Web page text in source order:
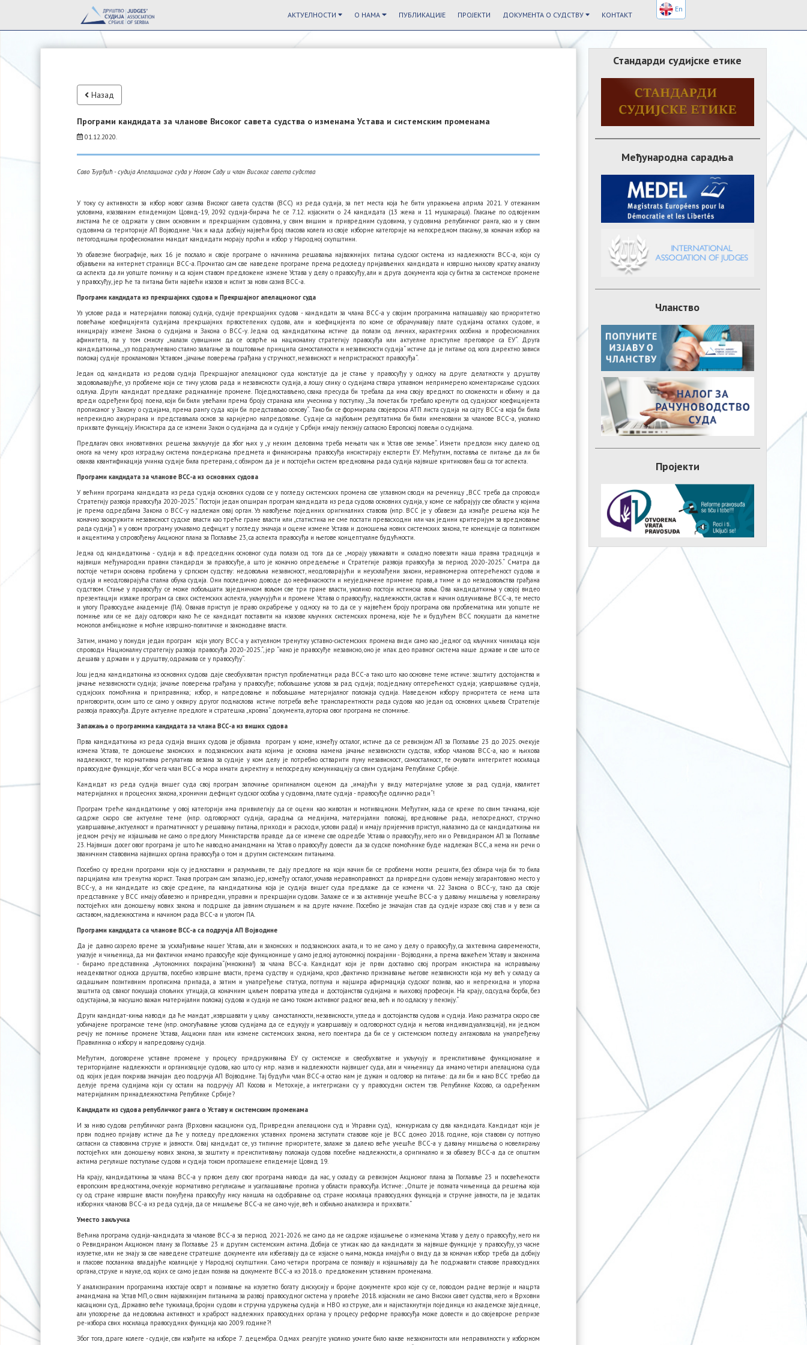
АКТУЕЛНОСТИ О НАМА ПУБЛИКАЦИЈЕ ПРОЈЕКТИ ДОКУМЕНТА О СУДСТВУ КОНТАКТ
Назад
Програми кандидата за чланове Високог савета судства о изменама Устава и системским променама
01.12.2020.
Саво Ђурђић - судија Апелационог суда у Новом Саду и члан Високог савета судства
У току су активности за избор новог сазива Високог савета судства (ВСС) из реда судија, за пет места која ће бити упражњена априла 2021. У отежаним
условима, изазваним епидемијом Цовид-19, 2092 судија-бирача ће се 7.12. изјаснити о 24 кандидата (13 жена и 11 мушкараца). Гласање по одвојеним
листама ће се одржати у свим основним и прекршајним судовима, у свим вишим и привредним судовима, у судовима републичког ранга, као и у свим
судовима са територије АП Војводине. Чак и када добију највећи број гласова колега из своје изборне категорије на непосредном гласању, за коначан избор на
петогодишњи професионални мандат кандидати морају проћи и избор у Народној скупштини.
Уз обавезне биографије, њих 16 је послало и своје програме о начинима решавања најважнијих питања судског система из надлежности ВСС-а, који су
објављени на интернет страници ВСС-а. Прочитао сам све наведене програме према редоследу пријављених кандидата и извршио њихову кратку анализу
са аспекта да ли уопште помињу и са којим ставом предложене измене Устава у делу о правосуђу, али и друга документа која су битна за системске промене
у правосуђу, јер ће та питања бити највећи изазов и испит за нови сазив ВСС-а.
Програми кандидата из прекршајних судова и Прекршајног апелационог суда
Уз услове рада и материјални положај судија, судије прекршајних судова - кандидати за члана ВСС-а у својим програмима наглашавају као приоритетно
повећање коефицијента судијама прекршајних првостепених судова, али и коефицијента по коме се обрачунавају плате судијама осталих судове, и
иницирају измене Закона о судијама и Закона о ВСС-у. Једна од кандидаткиња истиче да полази од личних, карактерних особина и професионалних
афинитета, па у том смислу „налази сувишним да се осврће на националну стратегију правосуђа или актуелне приступне преговоре са ЕУ“. Друга
кандидаткиња, „уз подразумевано стално залагање за поштовање принципа самосталности и независности судија“ истиче да је питање од кога директно зависи
положај судије прокламован Уставом „јачање поверења грађана у стручност, независност и непристрасност правосуђа“.
Један од кандидата из редова судија Прекршајног апелационог суда констатује да је стање у правосуђу у односу на друге делатности у друштву
задовољавајуће, уз проблеме који се тичу услова рада и независности судија, а лошу слику о судијама ствара углавном непримерено коментарисање судских
одлука. Други кандидат предлаже радикалније промене. Поједностављено, свака пресуда би требала да има своју вредност по сложености и обиму и да
вреди одређени број поена, који би били увећани према броју странака или учесника у поступку. „За почетак би требало кренути од судијског коефицијента
прописаног у Закону о судијама, према рангу суда који би представљао основу“. Тако би се формирала својеврсна АТП листа судија на сајту ВСС-а која би била
непрекидно ажурирана и представљала основ за каријерно напредовање. Судије са најбољим резултатима би били именовани за чланове ВСС-а, уколико
прихвате функцију. Инсистира да се измени Закон о судијама да и судије у Србији имају пензију сагласно Европској повељи о судијама.
Предлагач ових иновативних решења закључује да због њих у „у неким деловима треба мењати чак и Устав ове земље“. Изнети предлози нису далеко од
онога на чему кроз изградњу система пондерисања предмета и финансирања правосуђа инсистирају експерти ЕУ. Међутим, поставља се питање да ли би
оваква квантификација учинка судије била претерана, с обзиром да је и постојећи систем вредновања рада судија највише критикован баш са тог аспекта.
Програми кандидата за чланове ВСС-а из основних судова
У већини програма кандидата из реда судија основних судова се у погледу системских промена све углавном своди на реченицу „ВСС треба да спроводи
Стратегију развоја правосуђа 2020-2025.“ Постоји један опширан програм кандидата из реда судова основних судија, у коме се набрајују све области у којима
је према одредбама Закона о ВСС-у надлежан овај орган. Уз навођење појединих оригиналних ставова (нпр. ВСС је у обавези да изнађе решења која ће
коначно заокружити независност судске власти као треће гране власти или „статистика не сме постати превасходни или чак једини критеријум за вредновање
рада судија“) и у овом програму уочавамо дефицит у погледу значаја и оцене измене Устава и доношења нових системских закона, те конекције са политиком
и акцентима у спровођењу Акционог плана за Поглавље 23, са аспекта правосуђа и његове концептуалне будућности.
Једна од кандидаткиња - судија и в.ф. председник основног суда полази од тога да се „морају уважавати и складно повезати наша правна традиција и
највиши међународни правни стандарди за правосуђе, а што је коначно опредељење и Стратегије развоја правосуђа за период 2020-2025.“ Сматра да
постоје четири основна проблема у српском судству: недовољна независност, неодговарајући и неусклађени закони, неравномерна оптерећеност судова и
судија и неодговарајућа стална обука судија. Они последично доводе до неефикасности и неуједначене примене права, а тиме и до незадовољства грађана
судством. Стање у правосуђу се може побољшати заједничком вољом све три гране власти, уколико постоји истинска воља. Ова кандидаткиња у својој видео
презентацији излаже програм са свих системских аспекта, укључујући и промене Устава о правосуђу, надлежности, састав и начин одлучивање ВСС-а, те место
и улогу Правосудне академије (ПА). Овакав приступ је право охрабрење у односу на то да се у највећем броју програма ова проблематика или уопште не
помиње или се не дају одговори како ће се кандидат поставити на изазове кључних системских промена, које ће и будућем ВСС покушати да наметне
монопол амбициозне и моћне извршно-политичке и законодавне власти.
Затим, имамо у понуди један програм који улогу ВСС-а у актуелном тренутку уставно-системских промена види само као „једног од кључних чинилаца који
спроводи Националну стратегију развоја правосуђа 2020-2025.“, јер “иако је правосуђе независно, оно је ипак део правног система наше државе и све што се
дешава у држави и у друштву, одражава се у правосуђу“.
Још једна кандидаткиња из основних судова даје свеобухватан приступ проблематици рада ВСС-а тако што као основне теме истиче: заштиту достојанства и
јачање независности судија; јачање поверења грађана у правосуђе; побољшање услова за рад судија; подједнаку оптерећеност судија; усавршавање судија,
судијских помоћника и приправника; избор, и напредовање и побољшање материјалног положаја судија. Наведеном избору приоритета се нема шта
приговорити, осим што се само у оквиру другог поднаслова истиче потреба веће транспарентности рада судова као један од основних циљева Стратегије
развоја правосуђа. Друге актуелне предлоге и стратешка „кровна“ документа, ауторка овог програма не спомиње.
Запажања о програмима кандидата за члана ВСС-а из виших судова
Прва кандидаткиња из реда судија виших судова је објавила програм у коме, између осталог, истиче да се ревизијом АП за Поглавље 23 до 2025. очекује
измена Устава, те доношење законских и подзаконских аката којима је основна намена јачање независности судства, избор чланова ВСС-а, као и њихова
надлежност, те нормативна регулатива везана за судије у ком делу је потребно остварити пуну независност, самосталност, те очувати интегритет носилаца
правосудне функције, због чега члан ВСС-а мора имати директну и непосредну комуникацију са свим судијама Републике Србије.
Кандидат из реда судија вишег суда свој програм започиње оригиналном оценом да „имајући у виду материјалне услове за рад судија, квалитет
материјалних и процесних закона, хронични дефицит судског особља у судовима, плате судија - правосуђе одлично ради“!
Програм треће кандидаткиње у овој категорији има привилегију да се оцени као животан и мотивациони. Међутим, када се крене по свим тачкама, које
садрже скоро све актуелне теме (нпр. одговорност судија, сарадња са медијима, материјални положај, вредновање рада, непосредност, стручно
усавршавање, актуелност и прагматичност у решавању питања, приходи и расходи, услови рада) и имају пријемчив приступ, налазимо да се кандидаткиња ни
једном речју не изјашњава не само о предлогу Министарства правде да се измене све одредбе Устава о правосуђу, него ни о Ревидираном АП за Поглавље
23. Највиши досег овог програма је што ће наводно амандмани на Устав о правосуђу довести да за судске помоћнике буде надлежан ВСС, а нема ни речи о
званичним ставовима највиших органа правосуђа о том и другим системским питањима.
Посебно су вредни програми који су једноставни и разумљиви, те дају предлоге на који начин би се проблеми могли решити, без обзира чија би то била
парцијална или тренутна корист. Такав програм сам запазио, јер, између осталог, уочава неравноправност да привредни судови немају загарантовано место у
ВСС-у, а ни кандидате из своје средине, па кандидаткиња која је судија вишег суда предлаже да се измени чл. 22 Закона о ВСС-у, тако да своје
представнике у ВСС имају обавезно и привредни, управни и прекршајни судови. Залаже се и за активније учешће ВСС-а у давању мишљења у новелирању
постојећих или доношењу нових закона и подршке да јавним слушањем и на друге начине. Посебно је значајан став да судије изразе свој став и у вези са
саставом, надлежностима и начином рада ВСС-а и улогом ПА.
Програми кандидата са чланове ВСС-а са подручја АП Војводине
Да је давно сазрело време за усклађивање нашег Устава, али и законских и подзаконских аката, и то не само у делу о правосуђу, са захтевима савремености,
указује и чињеница, да ми фактички имамо правосуђе које функционише у само једној аутономној покрајини - Војводини, а према важећем Уставу и законима
- бирамо представника „Аутономних покрајина“(множина!) за члана ВСС-а. Кандидат који је први доставио свој програм инсистира на исправљању
неадекватног односа друштва, посебно извршне власти, према судству и судијама, кроз „фактичко признавање његове независности која му већ у складу са
садашњим позитивним прописима припада, а затим и унапређење статуса, потпуна и најшира афирмација судског позива, као и непрекидна и упорна
заштита од сваког покушаја спољних утицаја, са коначним циљем повратка угледа и достојанства судијама и њиховој професији. На крају, одсудна борба, без
одустајања, за насушно важан материјални положај судова и судија не само током активног радног века, већ и по одласку у пензију.“
Други кандидат-киња наводи да ће мандат „извршавати у циљу самосталности, независности, угледа и достојанства судова и судија. Иако разматра скоро све
уобичајене програмске теме (нпр. омогућавање услова судијама да се едукују и усавршавају и одговорност судија и његова индивидуализација), ни једном
речју не помиње промене Устава, Акциони план или измене системских закона, него поентира да би се у системском погледу ангажовала на унапређењу
Правилника о избору и напредовању судија.
Међутим, договорене уставне промене у процесу придруживања ЕУ су системске и свеобухватне и укључују и преиспитивање функционалне и
територијалне надлежности и организације судова, као што су нпр. назив и надлежности највишег суда, али и чињеницу да имамо четири апелациона суда
од којих један покрива значајан део подручја АП Војводине. Тај будући члан ВСС-а остао нам је дужан и одговор на питање: да ли би и како ВСС требао да
делује према судијама који су остали на подручју АП Косова и Метохије, а интегрисани су у правосудни систем тзв. Републике Косово, са одређеним
материјалним принадлежностима Републике Србије?
Кандидати из судова републичког ранга о Уставу и системским променама
И за ниво судова републичког ранга (Врховни касациони суд, Привредни апелациони суд и Управни суд), конкурисала су два кандидата. Кандидат који је
први поднео пријаву истиче да ће у погледу предложених уставних промена заступати ставове које је ВСС донео 2018. године, који ставови су потпуно
сагласни са ставовима струке и јавности. Овај кандидат се, уз типичне приоритете, залаже за далеко веће учешће ВСС-а у давању мишљења о новелирању
постојећих или доношењу нових закона, за заштиту и преиспитивању положаја судова посебне надлежности, а оригинално и за обавезу ВСС-а да се општим
актима регулише поступање судова и судија током проглашене епидемије Цовид 19.
На крају, кандидаткиња за члана ВСС-а у првом делу свог програма наводи да нас, у складу са ревизијом Акционог плана за Поглавље 23 и посвећености
европским вредностима, очекује нормативно регулисање и усаглашавање прописа у области правосуђа. Истиче: „Опште је позната чињеница да решења која
су од стране извршне власти понуђена правосуђу нису наишла на одобравање од стране носилаца правосудних функција и стручне јавности, па је задатак
изборних чланова ВСС-а из реда судија, да се мишљење ВСС-а не само чује, већ и озбиљно анализира и прихвати.“
Уместо закључка
Већина програма судија-кандидата за чланове ВСС-а за период 2021-2026. не само да не садрже изјашњење о изменама Устава у делу о правосуђу, него ни
о Ревидираном Акционом плану за Поглавље 23 и другим системским актима. Добија се утисак као да кандидати за највише функције у правосуђу, уз часне
изузетке, или не знају за све наведене стратешке документе или избегавају да се изјасне о њима, можда имајући о виду да за коначан избор треба да добију
и гласове посланика владајуће коалиције у Народној скупштини. Само четири програма се позивају и изјашњавају да ће подржавати ставове правосудних
органа, струке и науке, од којих се само један позива на документе ВСС-а из 2018. о предложеним уставним променама.
У анализираним програмима изостаје осврт и позивање на изузетно богату дискусију и бројне документе кроз које су се, поводом радне верзије и нацрта
амандмана на Устав МП, о свим најважнијим питањима за развој правосудног система у пролеће 2018. изјаснили не само Високи савет судства, него и Врховни
касациони суд, Државно веће тужилаца, бројни судови и стручна удружења судија и НВО из струке, али и најистакнутији појединци из академске заједнице,
али упозорење да недовољна активност и храброст надлежних правосудних органа у процесу реформе правосуђа може довести и до својеврсне репризе
ре-избора свих носилаца правосудних функција као 2009. године?!
Због тога, драге колеге - судије, сви изађите на изборе 7. децембра. Одмах реагујте уколико уочите било какве незаконитости или неправилности у изборном
Стандарди судијске етике
Међународна сарадња
Чланство
Пројекти
En